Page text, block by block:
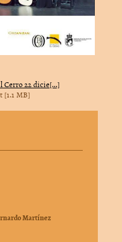
Cerro 22 dicie[...]
[1.1 MB]
Martínez